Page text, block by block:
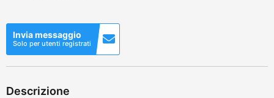
Invia messaggio
Solo per utenti registrati
Descrizione